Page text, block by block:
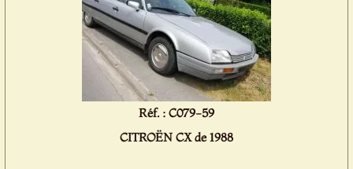
Réf. : C079-59
CITROËN CX de 1988